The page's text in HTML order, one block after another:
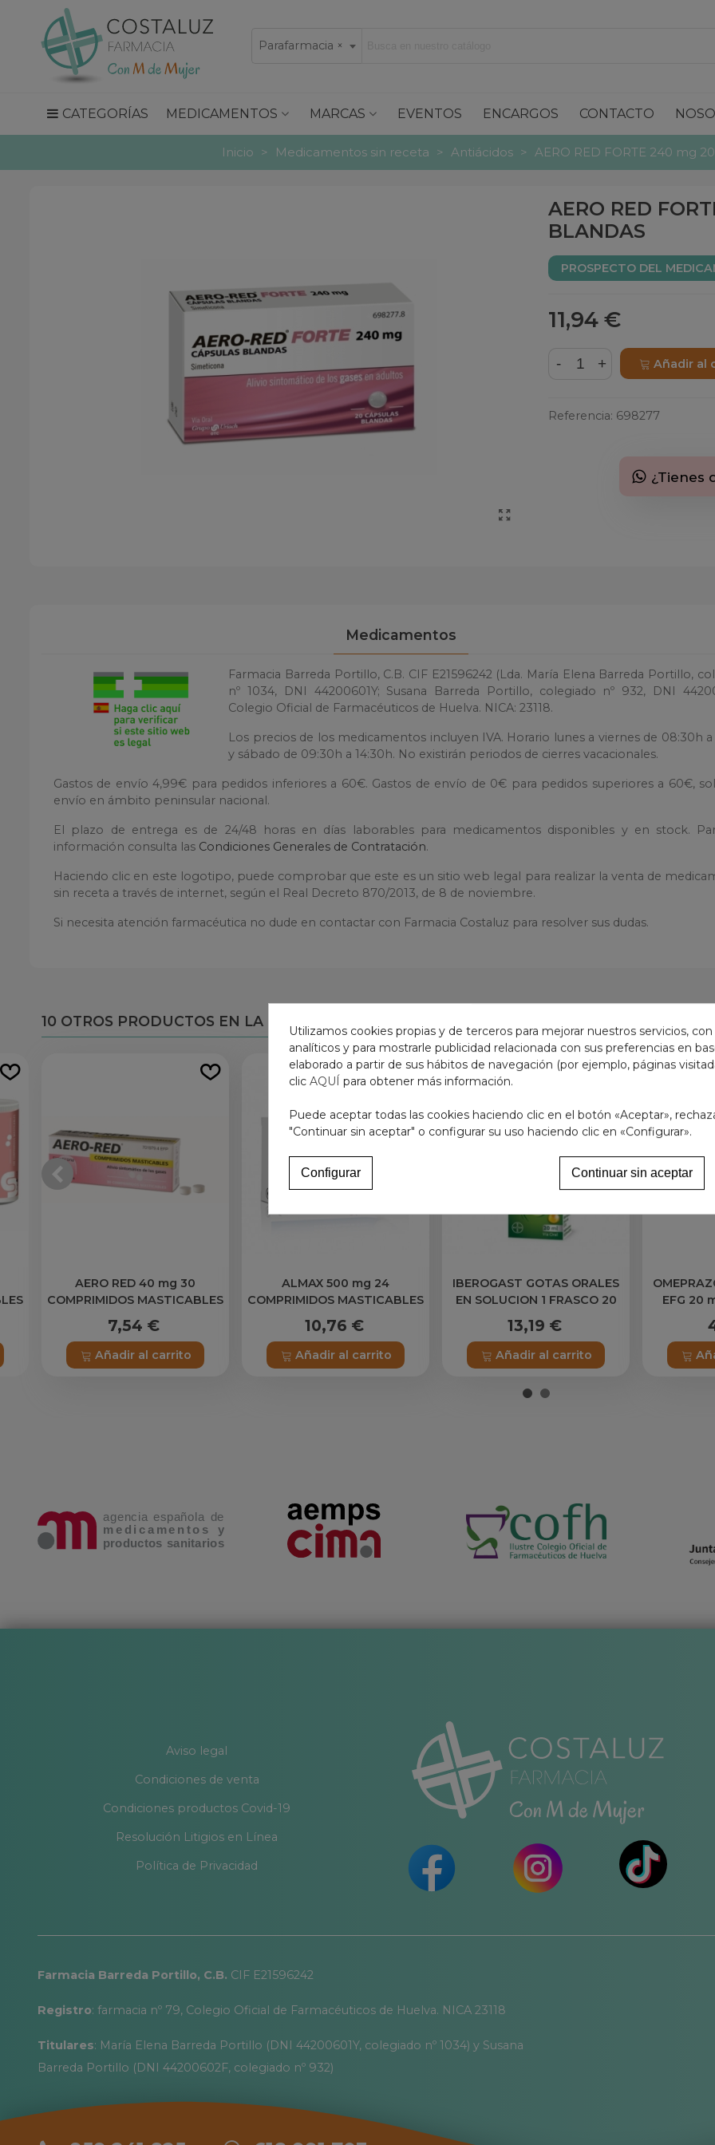
×
Parafarmacia
CATEGORÍAS MEDICAMENTOS MARCAS EVENTOS ENCARGOS CONTACTO
Inicio > Medicamentos sin receta > Antiácidos > AERO RED FORTE 240 mg
AERO RED
BLANDAS
PROSPECTO DEL
11,94 €
- + Añadir al
Referencia: 698277
¿Tienes
Medicamentos
Farmacia Barreda Portillo, C.B. CIF E21596242 (Lda. María Elena Barreda Portillo,
nº 1034, DNI 44200601Y; Susana Barreda Portillo, colegiado nº 932, DNI
Colegio Oficial de Farmacéuticos de Huelva. NICA: 23118.
Los precios de los medicamentos incluyen IVA. Horario lunes a viernes de 08:30h a
y sábado de 09:30h a 14:30h. No existirán periodos de cierres vacacionales.
Gastos de envío 4,99€ para pedidos inferiores a 60€. Gastos de envío de 0€ para pedidos superiores a 60€,
envío en ámbito peninsular nacional.
El plazo de entrega es de 24/48 horas en días laborables para medicamentos disponibles y en stock.
información consulta las Condiciones Generales de Contratación.
Haciendo clic en este logotipo, puede comprobar que este es un sitio web legal para realizar la venta de
sin receta a través de internet, según el Real Decreto 870/2013, de 8 de noviembre.
Si necesita atención farmacéutica no dude en contactar con Farmacia Costaluz para resolver sus dudas.
10 OTROS PRODUCTOS EN LA MISMA CATEGORÍA:
AERO RED 40 mg 30
COMPRIMIDOS MASTICABLES
7,54 €
Añadir al carrito
ALMAX 500 mg 24
COMPRIMIDOS MASTICABLES
10,76 €
Añadir al carrito
IBEROGAST GOTAS ORALES
EN SOLUCION 1 FRASCO 20
ml
13,19 €
Añadir al carrito
EFG 20
Aviso legal
Condiciones de venta
Condiciones productos Covid-19
Resolución Litigios en Línea
Política de Privacidad
Farmacia Barreda Portillo, C.B. CIF E21596242
Registro: farmacia nº 79, Colegio Oficial de Farmacéuticos de Huelva. NICA 23118
Titulares: María Elena Barreda Portillo (DNI 44200601Y, colegiado nº 1034) y Susana
Barreda Portillo (DNI 44200602F, colegiado nº 932)
Utilizamos cookies propias y de terceros para mejorar nuestros servicios,
analíticos y para mostrarle publicidad relacionada con sus preferencias en
elaborado a partir de sus hábitos de navegación (por ejemplo, páginas
clic AQUÍ para obtener más información.
Puede aceptar todas las cookies haciendo clic en el botón «Aceptar»,
"Continuar sin aceptar" o configurar su uso haciendo clic en «Configurar».
Continuar sin aceptar
Configurar